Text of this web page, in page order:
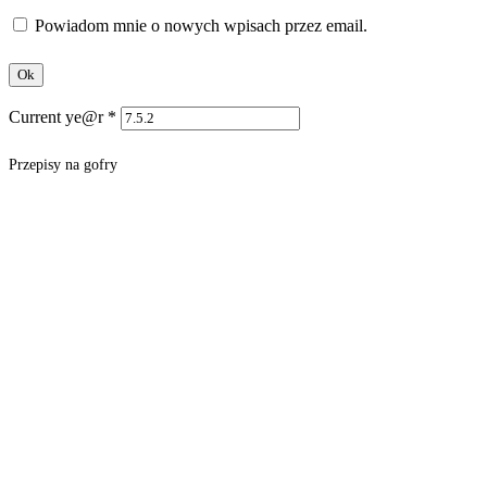
Powiadom mnie o nowych wpisach przez email.
Current ye@r *
Przepisy na gofry